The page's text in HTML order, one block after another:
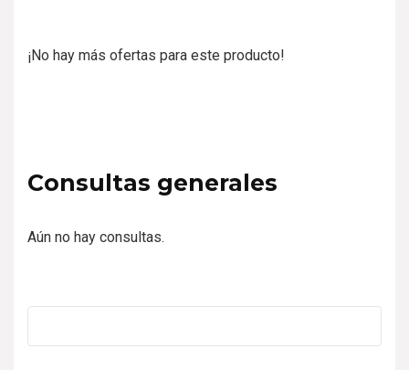
¡No hay más ofertas para este producto!
Consultas generales
Aún no hay consultas.